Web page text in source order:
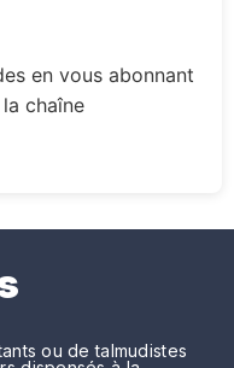
en vous abonnant
chaîne
ou de talmudistes